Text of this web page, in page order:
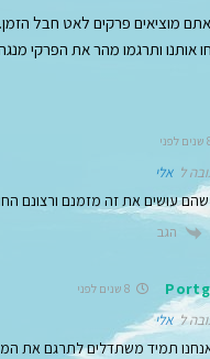
מוציאים פרקים לאט חבל
אותנו ותרגמו מהר את הפרקי
לאלי
עושים את זה מזמנם ורצונם
הגב
לאלי
תמיד משתדלים לתרגם את